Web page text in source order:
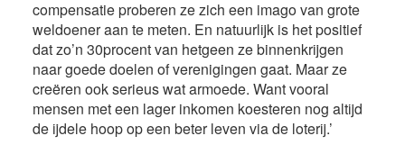
compensatie proberen ze zich een imago van grote
weldoener aan te meten. En natuurlijk is het positief
dat zo’n 30procent van hetgeen ze binnenkrijgen
naar goede doelen of verenigingen gaat. Maar ze
creëren ook serieus wat armoede. Want vooral
mensen met een lager inkomen koesteren nog altijd
de ijdele hoop op een beter leven via de loterij.’